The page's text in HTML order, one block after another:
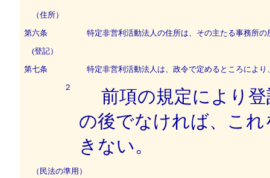
（住所）
第六条
特定非営利活動法人の住所は、その主たる事務所の
(登記）
第七条
特定非営利活動法人は、政令で定めるところにより
２
前項の規定により
の後でなければ、こ
きない。
（民法の準用）